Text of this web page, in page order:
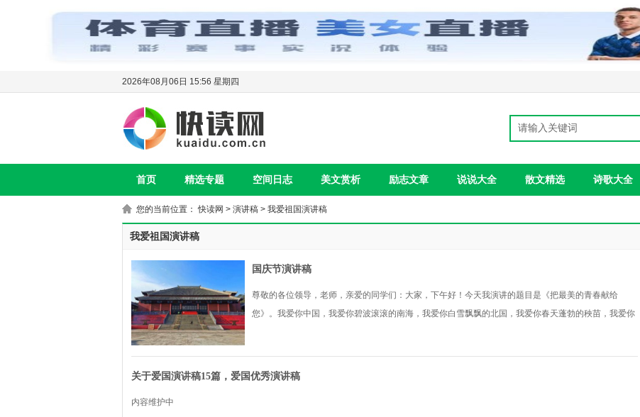
2026年08月06日 15:56 星期四
首页 精选专题 空间日志 美文赏析 励志文章 说说大全 散文精选 诗歌大全
您的当前位置：快读网 > 演讲稿 > 我爱祖国演讲稿
我爱祖国演讲稿
国庆节演讲稿
尊敬的各位领导，老师，亲爱的同学们：大家，下午好！今天我演讲的题目是《把最美的青春献给
您》。我爱你中国，我爱你碧波滚滚的南海，我爱你白雪飘飘的北国，我爱你春天蓬勃的秧苗，我爱你
关于爱国演讲稿15篇，爱国优秀演讲稿
内容维护中